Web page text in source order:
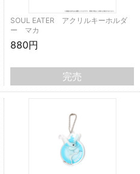
SOUL EATER アクリルキーホルダ
ー マカ
880円
完売